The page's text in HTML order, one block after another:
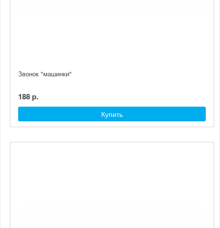
Звонок "машинки"
188 р.
Купить